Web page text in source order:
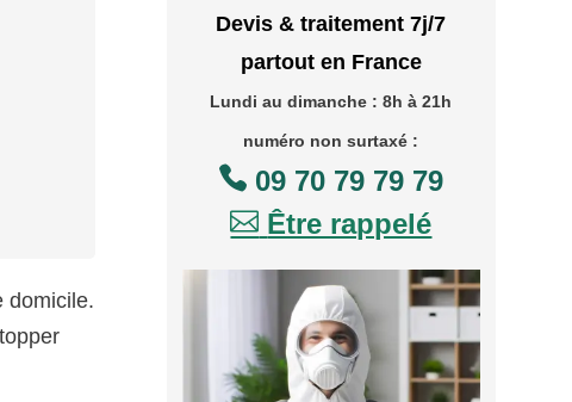
domicile.
Devis & traitement 7j/7
partout en France
Lundi au dimanche : 8h à 21h
numéro non surtaxé :
 09 70 79 79 79
 Être rappelé